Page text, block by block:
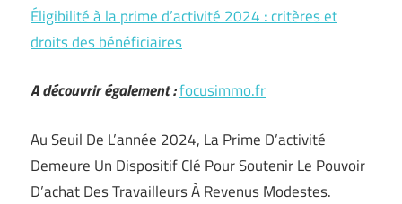
Éligibilité à la prime d’activité 2024 : critères et
droits des bénéficiaires
A découvrir également :focusimmo.fr
Au Seuil De L’année 2024, La Prime D’activité
Demeure Un Dispositif Clé Pour Soutenir Le Pouvoir
D’achat Des Travailleurs À Revenus Modestes.